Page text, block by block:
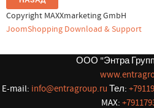
Copyright MAXXmarketing GmbH
JoomShopping Download & Support
ООО "Энтра
E-mail: info@entragroup.ru Тел:
MAX: